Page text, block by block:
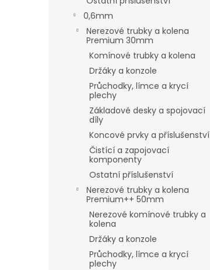
0,6mm
Nerezové trubky a kolena
Premium 30mm
Komínové trubky a kolena
Držáky a konzole
Průchodky, límce a krycí
plechy
Základové desky a spojovací
díly
Koncové prvky a příslušenství
Čistící a zapojovací
komponenty
Ostatní příslušenství
Nerezové trubky a kolena
Premium++ 50mm
Nerezové komínové trubky a
kolena
Držáky a konzole
Průchodky, límce a krycí
plechy